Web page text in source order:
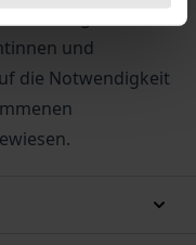
und
die Notwendigkeit